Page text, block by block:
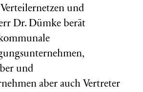
Verteilernetzen und
Dr. Dümke berät
und
aber auch Vertreter